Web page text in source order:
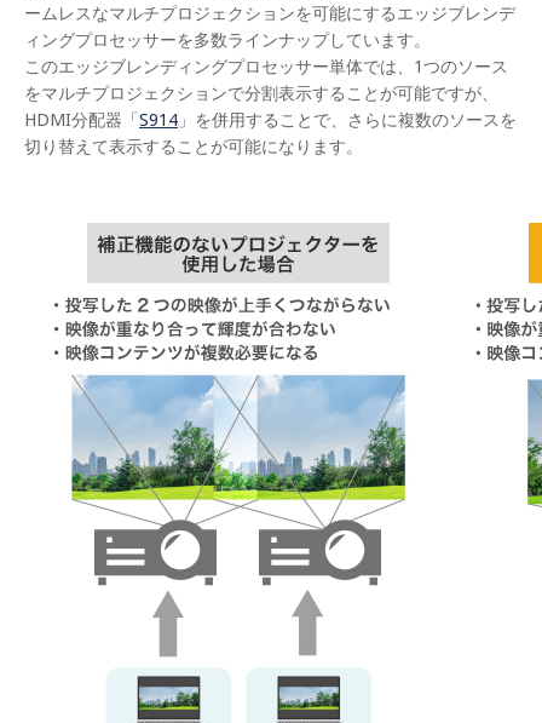
ームレスなマルチプロジェクションを可能にするエッジブレンデ
ィングプロセッサーを多数ラインナップしています。
このエッジブレンディングプロセッサー単体では、1つのソース
をマルチプロジェクションで分割表示することが可能ですが、
HDMI分配器「S914 」を併用することで、さらに複数のソースを
切り替えて表示することが可能になります。